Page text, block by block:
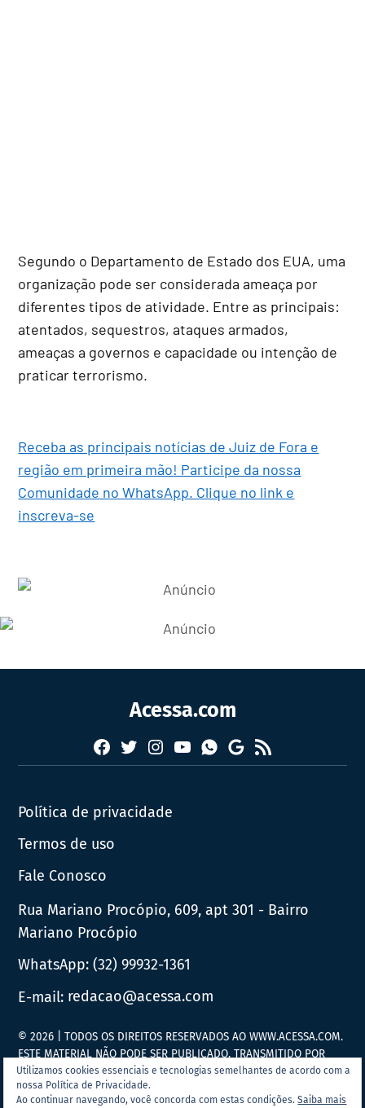
Segundo o Departamento de Estado dos EUA, uma
organização pode ser considerada ameaça por
diferentes tipos de atividade. Entre as principais:
atentados, sequestros, ataques armados,
ameaças a governos e capacidade ou intenção de
praticar terrorismo.
Receba as principais notícias de Juiz de Fora e
região em primeira mão! Participe da nossa
Comunidade no WhatsApp. Clique no link e
inscreva-se
Acessa.com
Facebook
TwitterInstagram
YouTubeWhatsapp
Google
News
RSS
Política de privacidade
Termos de uso
Fale Conosco
Rua Mariano Procópio, 609, apt 301 - Bairro
Mariano Procópio
WhatsApp:(32) 99932-1361
E-mail: redacao@acessa.com
Utilizamos cookies essenciais e tecnologias semelhantes de acordo com a
nossa Política de Privacidade.
Ao continuar navegando, você concorda com estas condições.Saiba mais
© 2026 | TODOS OS DIREITOS RESERVADOS AO WWW.ACESSA.COM.
ESTE MATERIAL NÃO PODE SER PUBLICADO, TRANSMITIDO POR
BROADCAST, REESCRITO OU REDISTRIBUÍDO SEM PRÉVIA
AUTORIZAÇÃO.